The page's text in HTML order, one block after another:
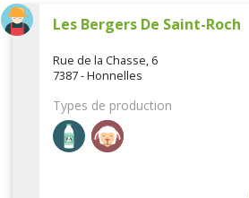
Les Bergers De Saint-Roch
Rue de la Chasse, 6
7387 - Honnelles
Types de production